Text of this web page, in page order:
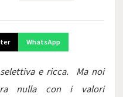
WhatsApp
e ricca. Ma noi
nulla con i valori